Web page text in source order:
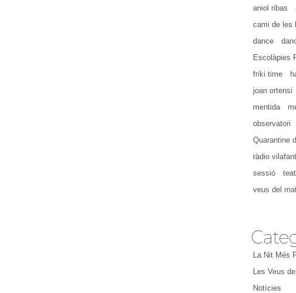
aniol ribas
cami de les
dance
Escolàpies
friki time
joan ortensi
mentida
observatori
Quarantine
ràdio vilafant
sessió
veus del
La Nit Més
Les Veus
Notícies